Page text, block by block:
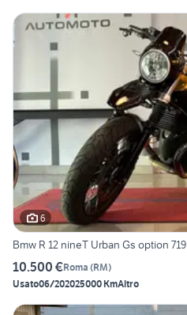
6
Bmw R 12 nineT Urban Gs option 719
10.500 €Roma (RM)
Usato06/202025000 KmAltro